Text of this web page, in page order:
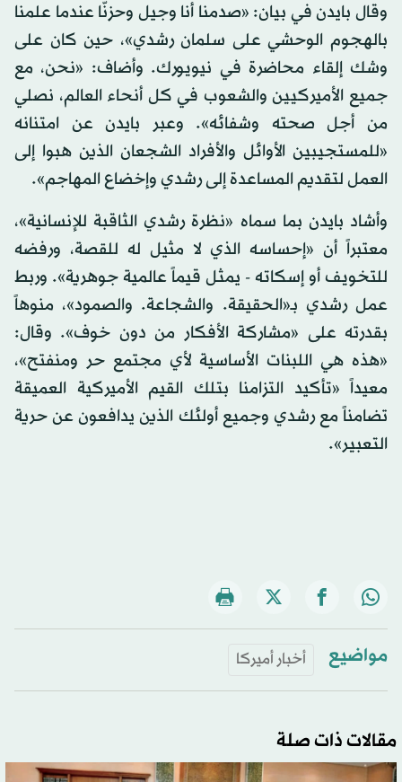
وقال بايدن في بيان: «صدمنا أنا وجيل وحزنّا عندما علمنا
بالهجوم الوحشي على سلمان رشدي»، حين كان على
وشك إلقاء محاضرة في نيويورك. وأضاف: «نحن، مع
جميع الأميركيين والشعوب في كل أنحاء العالم، نصلي
من أجل صحته وشفائه». وعبر بايدن عن امتنانه
«للمستجيبين الأوائل والأفراد الشجعان الذين هبوا إلى
العمل لتقديم المساعدة إلى رشدي وإخضاع المهاجم».
وأشاد بايدن بما سماه «نظرة رشدي الثاقبة للإنسانية»،
معتبراً أن «إحساسه الذي لا مثيل له للقصة، ورفضه
للتخويف أو إسكاته - يمثل قيماً عالمية جوهرية». وربط
عمل رشدي بـ«الحقيقة. والشجاعة. والصمود»، منوهاً
بقدرته على «مشاركة الأفكار من دون خوف». وقال:
«هذه هي اللبنات الأساسية لأي مجتمع حر ومنفتح»،
معيداً «تأكيد التزامنا بتلك القيم الأميركية العميقة
تضامناً مع رشدي وجميع أولئك الذين يدافعون عن حرية
التعبير».
مواضيع أخبار أميركا
مقالات ذات صلة